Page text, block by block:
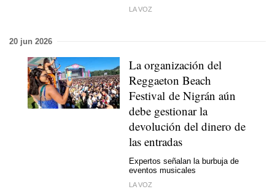
LA VOZ
20 jun 2026
La organización del
Reggaeton Beach
Festival de Nigrán aún
debe gestionar la
devolución del dinero de
las entradas
Expertos señalan la burbuja de
eventos musicales
LA VOZ